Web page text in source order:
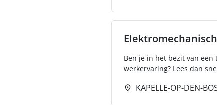
Ben je in het bezit van
werkervaring? Lees dan
KAPELLE-OP-DEN-